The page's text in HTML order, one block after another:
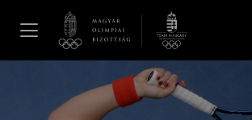
Hírek